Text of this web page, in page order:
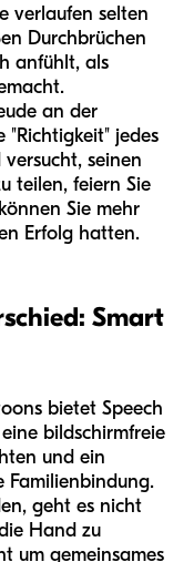
verlaufen selten
Durchbrüchen
anfühlt, als
an der
jedes
seinen
teilen, feiern Sie
können Sie mehr
Erfolg hatten.
Smart
bietet Speech
bildschirmfreie
und ein
Familienbindung.
geht es nicht
Hand zu
um gemeinsames